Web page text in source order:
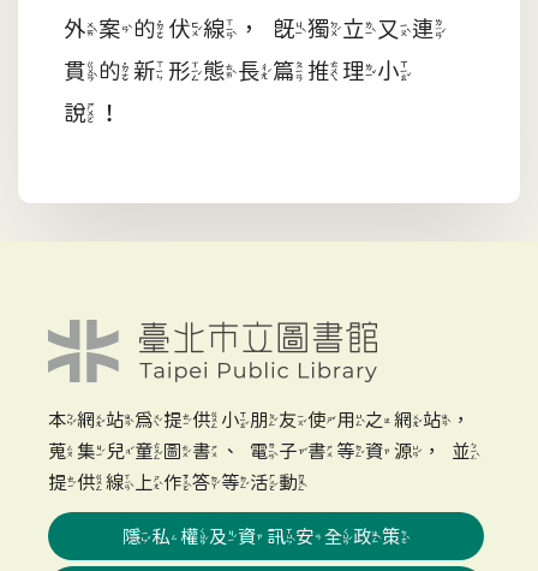
外案的伏線，既獨立又連
貫的新形態長篇推理小
說！
本網站為提供小朋友使用之網站，
蒐集兒童圖書、電子書等資源，並
提供線上作答等活動
隱私權及資訊安全政策